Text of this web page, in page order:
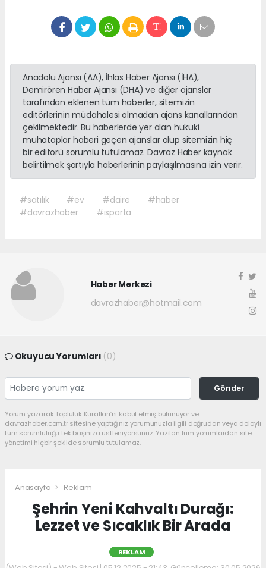
Anadolu Ajansı (AA), İhlas Haber Ajansı (İHA),
Demirören Haber Ajansı (DHA) ve diğer ajanslar
tarafından eklenen tüm haberler, sitemizin
editörlerinin müdahalesi olmadan ajans kanallarından
çekilmektedir. Bu haberlerde yer alan hukuki
muhataplar haberi geçen ajanslar olup sitemizin hiç
bir editörü sorumlu tutulamaz. Davraz Haber kaynak
belirtilmek şartıyla haberlerinin paylaşılmasına izin verir.
#satılık #ev #daire
#haber
#davrazhaber
#ısparta
Haber Merkezi
davrazhaber@hotmail.com
Okuyucu Yorumları (0)
Gönder
Yorum yazarak Topluluk Kuralları’nı kabul etmiş bulunuyor ve
davrazhaber.com.tr sitesine yaptığınız yorumunuzla ilgili doğrudan veya dolaylı
tüm sorumluluğu tek başınıza üstleniyorsunuz. Yazılan tüm yorumlardan site
yönetimi hiçbir şekilde sorumlu tutulamaz.
Anasayfa Reklam
Şehrin Yeni Kahvaltı Durağı:
Lezzet ve Sıcaklık Bir Arada
REKLAM